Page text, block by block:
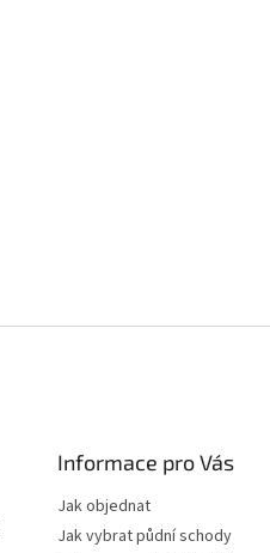
Informace pro Vás
Jak objednat
Jak vybrat půdní schody